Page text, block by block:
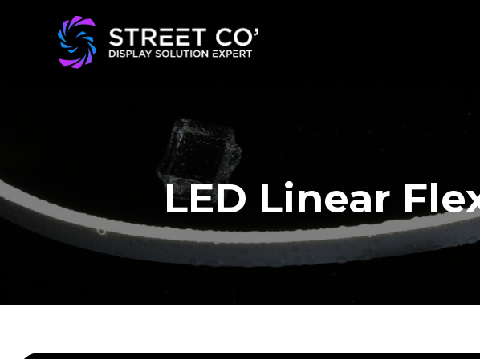
LED Linear